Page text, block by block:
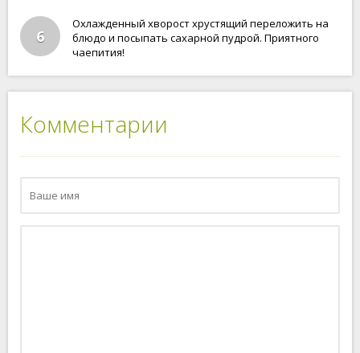
6
Охлажденный хворост хрустящий переложить на
блюдо и посыпать сахарной пудрой. Приятного
чаепития!
Комментарии